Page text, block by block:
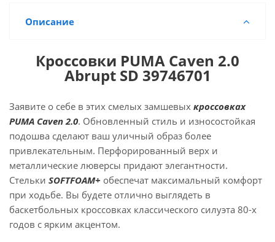
Описание
Кроссовки PUMA Caven 2.0
Abrupt SD 39746701
Заявите о себе в этих смелых замшевых кроссовках
PUMA Caven 2.0. Обновленный стиль и износостойкая
подошва сделают ваш уличный образ более
привлекательным. Перфорированный верх и
металлические люверсы придают элегантности.
Стельки SOFTFOAM+ обеспечат максимальный комфорт
при ходьбе. Вы будете отлично выглядеть в
баскетбольных кроссовках классического силуэта 80-х
годов с ярким акцентом.